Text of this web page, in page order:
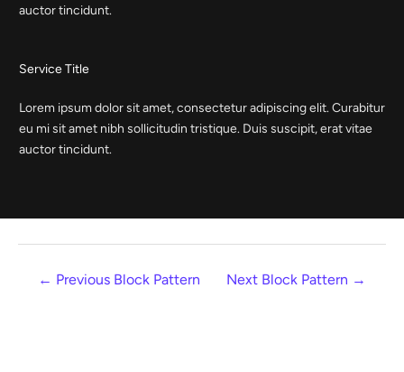
auctor tincidunt.
Service Title
Lorem ipsum dolor sit amet, consectetur adipiscing elit. Curabitur
eu mi sit amet nibh sollicitudin tristique. Duis suscipit, erat vitae
auctor tincidunt.
← Previous Block Pattern Next Block Pattern →